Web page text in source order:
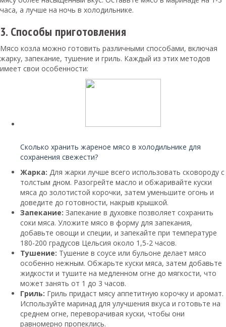
часа, а лучше на ночь в холодильнике.
3. Способы приготовления
Мясо козла можно готовить различными способами, включая
жарку, запекание, тушение и гриль. Каждый из этих методов
имеет свои особенности:
Сколько хранить жареное мясо в холодильнике для
сохранения свежести?
Жарка: Для жарки лучше всего использовать сковороду с
толстым дном. Разогрейте масло и обжаривайте куски
мяса до золотистой корочки, затем уменьшите огонь и
доведите до готовности, накрыв крышкой.
Запекание: Запекание в духовке позволяет сохранить
соки мяса. Уложите мясо в форму для запекания,
добавьте овощи и специи, и запекайте при температуре
180-200 градусов Цельсия около 1,5-2 часов.
Тушение: Тушение в соусе или бульоне делает мясо
особенно нежным. Обжарьте куски мяса, затем добавьте
жидкости и тушите на медленном огне до мягкости, что
может занять от 1 до 3 часов.
Гриль: Гриль придаст мясу аппетитную корочку и аромат.
Используйте маринад для улучшения вкуса и готовьте на
среднем огне, переворачивая куски, чтобы они
равномерно пропеклись.